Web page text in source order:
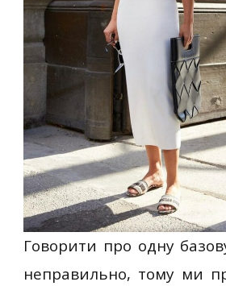
Говорити про одну
неправильно, тому ми